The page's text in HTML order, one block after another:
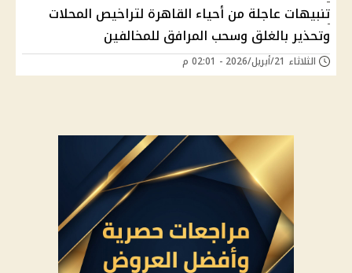
تنبيهات عاجلة من أحياء القاهرة لتراخيص المحلات
وتحذير بالغلق وسحب المرافق للمخالفين
الثلاثاء 21/أبريل/2026 - 02:01 م